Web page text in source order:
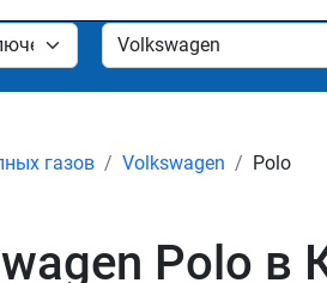
газов Volkswagen Polo
Polo в